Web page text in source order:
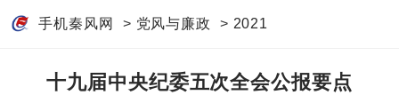
手机秦风网 > 党风与廉政 > 2021
十九届中央纪委五次全会公报要点